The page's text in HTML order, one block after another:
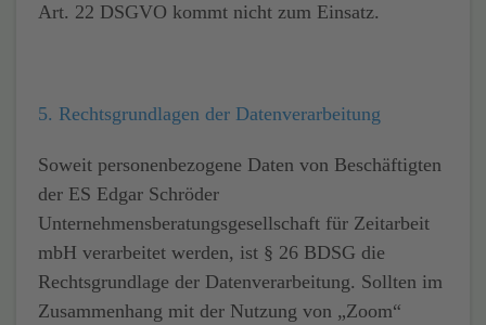
Art. 22 DSGVO kommt nicht zum Einsatz.
5. Rechtsgrundlagen der Datenverarbeitung
Soweit personenbezogene Daten von Beschäftigten
der ES Edgar Schröder
Unternehmensberatungsgesellschaft für Zeitarbeit
mbH verarbeitet werden, ist § 26 BDSG die
Rechtsgrundlage der Datenverarbeitung. Sollten im
Zusammenhang mit der Nutzung von „Zoom“